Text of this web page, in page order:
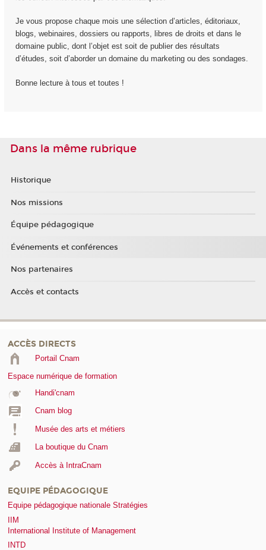
Je vous propose chaque mois une sélection d’articles, éditoriaux,
blogs, webinaires, dossiers ou rapports, libres de droits et dans le
domaine public, dont l’objet est soit de publier des résultats
d’études, soit d’aborder un domaine du marketing ou des sondages.
Bonne lecture à tous et toutes !
Dans la même rubrique
Historique
Nos missions
Équipe pédagogique
Événements et conférences
Nos partenaires
Accès et contacts
ACCÈS DIRECTS
Portail Cnam
Espace numérique de formation
Handi'cnam
Cnam blog
Musée des arts et métiers
La boutique du Cnam
Accès à IntraCnam
EQUIPE PÉDAGOGIQUE
Equipe pédagogique nationale Stratégies
IIM
International Institute of Management
INTD